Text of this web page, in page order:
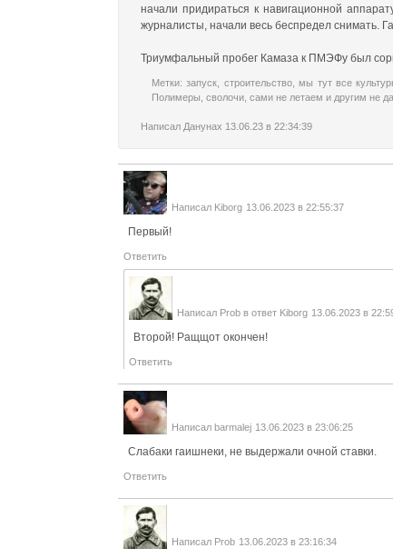
начали придираться к навигационной
журналисты, начали весь беспредел снимать.
Триумфальный пробег Камаза к ПМЭФу был
Метки:запуск строительство,мы тут все
Полимеры сволочи сами не летаем и другим не
Написал Данунах 13.06.23 в 22:34:39
Написал Kiborg 13.06.2023 в 22:55:37
Первый!
Ответить
Написал Prob в ответ Kiborg 13.06.2023 в
Второй! Ращщот окончен!
Ответить
Написал barmalej 13.06.2023 в 23:06:25
Слабаки гаишнеки, не выдержали очной ставки.
Ответить
Написал Prob 13.06.2023 в 23:16:34